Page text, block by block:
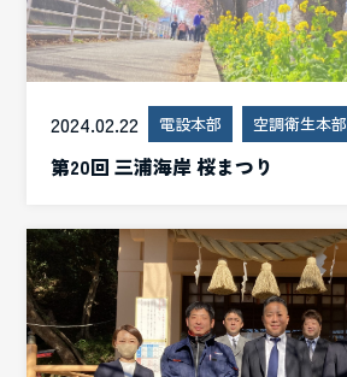
2024.02.22 電設本部 空調衛生本部
第20回 三浦海岸 桜まつり